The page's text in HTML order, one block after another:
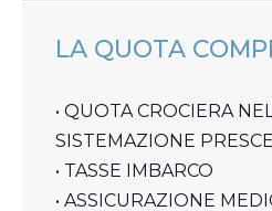
LA QUOTA
• QUOTA CROCIERA
SISTEMAZIONE
• TASSE IMBARCO
• ASSICURAZIONE